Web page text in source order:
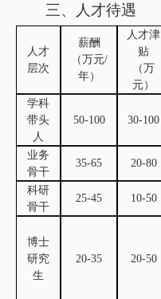
三、人才待遇
人才
层次
薪酬
（万元/
年）
人才津
贴
（万
元）
学科
带头
人
50-100 30-100
业务
骨干
35-65 20-80
科研
骨干
25-45 10-50
博士
研究
生
20-35 20-50